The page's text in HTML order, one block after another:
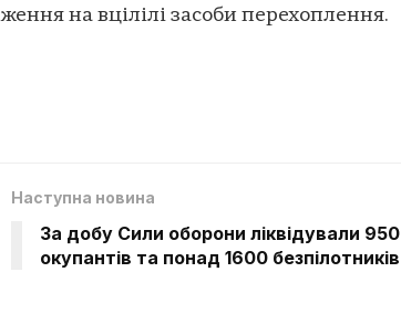
на вцілілі засоби перехоплення.
Наступна новина
За добу Сили оборони ліквідували 950
окупантів та понад 1600 безпілотників